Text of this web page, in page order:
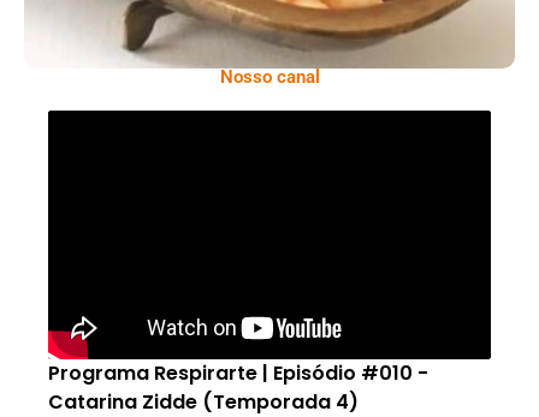
Nosso canal
Programa Respirarte | Episódio #010 -
Catarina Zidde (Temporada 4)